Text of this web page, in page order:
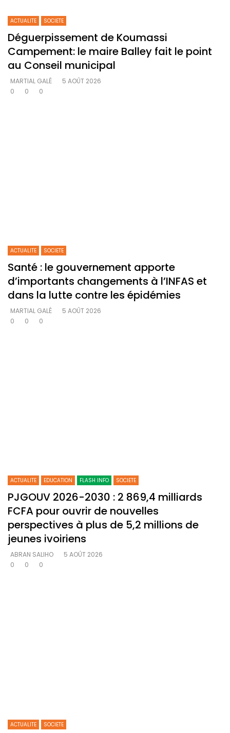
ACTUALITE SOCIETE
Déguerpissement de Koumassi
Campement: le maire Balley fait le point
au Conseil municipal
MARTIAL GALÉ
5 AOÛT 2026
0
0 0
ACTUALITE SOCIETE
Santé : le gouvernement apporte
d’importants changements à l’INFAS et
dans la lutte contre les épidémies
MARTIAL GALÉ
5 AOÛT 2026
0
0 0
ACTUALITE EDUCATION FLASH INFO SOCIETE
PJGOUV 2026-2030 : 2 869,4 milliards
FCFA pour ouvrir de nouvelles
perspectives à plus de 5,2 millions de
jeunes ivoiriens
ABRAN SALIHO
5 AOÛT 2026
0
0 0
ACTUALITE SOCIETE